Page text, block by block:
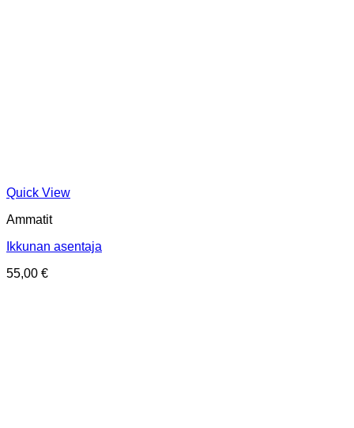
Quick View
Ammatit
Ikkunan asentaja
55,00 €